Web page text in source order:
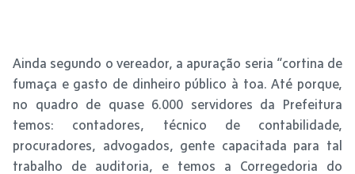
Ainda segundo o vereador, a apuração seria “cortina de
fumaça e gasto de dinheiro público à toa. Até porque,
no quadro de quase 6.000 servidores da Prefeitura
temos: contadores, técnico de contabilidade,
procuradores, advogados, gente capacitada para tal
trabalho de auditoria, e temos a Corregedoria do